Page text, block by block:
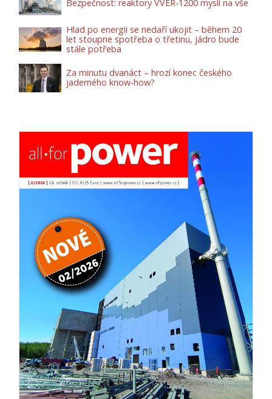
Bezpečnost: reaktory VVER-1200 myslí na vše
Hlad po energii se nedaří ukojit – během 20
let stoupne spotřeba o třetinu, jádro bude
stále potřeba
Za minutu dvanáct – hrozí konec českého
jaderného know-how?